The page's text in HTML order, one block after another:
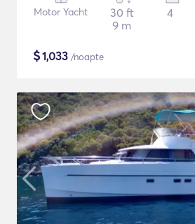
Motor Yacht
30 ft
9 m
4
$1,033 /noapte